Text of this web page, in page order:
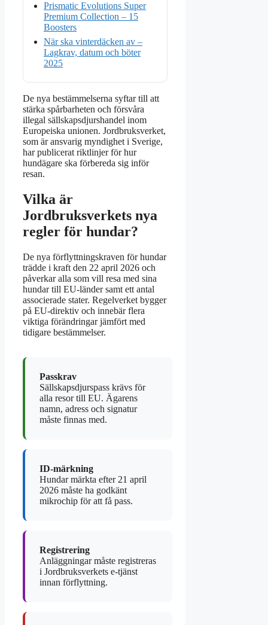
Prismatic Evolutions Super
Premium Collection – 15
Boosters
När ska vinterdäcken av –
Lagkrav, datum och böter
2025
De nya bestämmelserna syftar till att
stärka spårbarheten och försvåra
illegal sällskapsdjurshandel inom
Europeiska unionen. Jordbruksverket,
som är ansvarig myndighet i Sverige,
har publicerat riktlinjer för hur
hundägare ska förbereda sig inför
resan.
Vilka är
Jordbruksverkets nya
regler för hundar?
De nya förflyttningskraven för hundar
trädde i kraft den 22 april 2026 och
påverkar alla som vill resa med sina
hundar till EU-länder samt ett antal
associerade stater. Regelverket bygger
på EU-direktiv och innebär flera
viktiga förändringar jämfört med
tidigare bestämmelser.
Passkrav
Sällskapsdjurspass krävs för
alla resor till EU. Ägarens
namn, adress och signatur
måste finnas med.
ID-märkning
Hundar märkta efter 21 april
2026 måste ha godkänt
mikrochip för att få pass.
Registrering
Anläggningar måste registreras
i Jordbruksverkets e-tjänst
innan förflyttning.